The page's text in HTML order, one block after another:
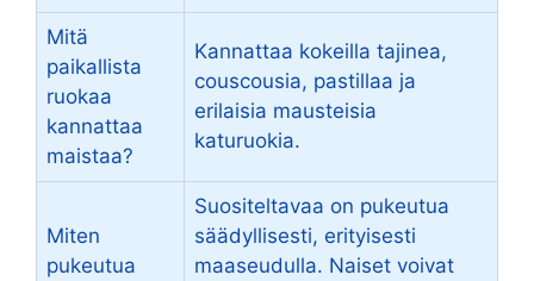
Mitä
paikallista
ruokaa
kannattaa
maistaa?
Kannattaa kokeilla tajinea,
couscousia, pastillaa ja
erilaisia mausteisia
katuruokia.
Miten
pukeutua
Suositeltavaa on pukeutua
säädyllisesti, erityisesti
maaseudulla. Naiset voivat